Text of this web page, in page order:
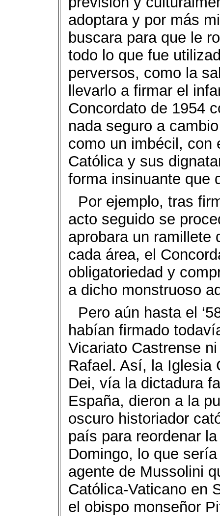
adoptara y por más
buscara para que le
todo lo que fue
perversos, como la
llevarlo a firmar el
Concordato de 1954
nada seguro a
como un imbécil, con
Católica y sus
forma insinuante que
Por ejemplo, tras
acto seguido se
aprobara un ramillete
cada área, el
obligatoriedad y
a dicho monstruoso
Pero aún hasta el
habían firmado
Vicariato Castrense
Rafael. Así, la Iglesia
Dei, vía la dictadura
España, dieron a la
oscuro historiador
país para reordenar
Domingo, lo que
agente de Mussolini
Católica-Vaticano en
el obispo monseñor